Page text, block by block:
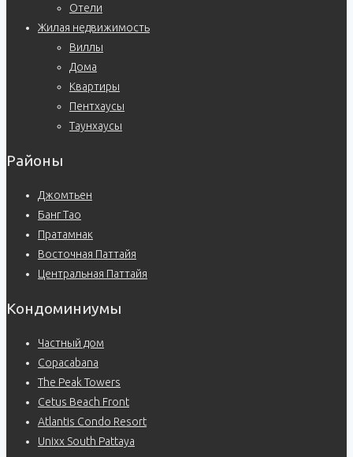
Отели
Жилая недвижимость
Виллы
Дома
Квартиры
Пентхаусы
Таунхаусы
Районы
Джомтьен
Банг Тао
Пратамнак
Восточная Паттайя
Центральная Паттайя
Кондоминиумы
Частный дом
Copacabana
The Peak Towers
Cetus Beach Front
Atlantis Condo Resort
Unixx South Pattaya